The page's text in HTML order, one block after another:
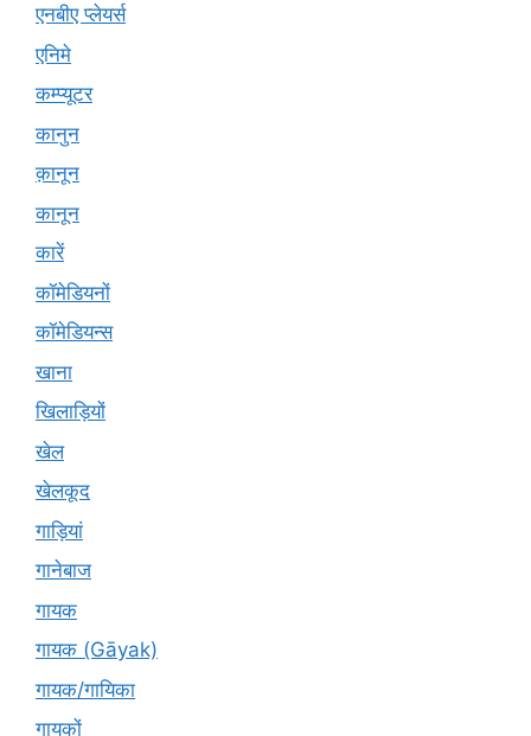
एनबीए प्लेयर्स
एनिमे
कम्प्यूटर
कानुन
क़ानून
कानून
कारें
कॉमेडियनों
कॉमेडियन्स
खाना
खिलाड़ियों
खेल
खेलकूद
गाड़ियां
गानेबाज
गायक
गायक (Gāyak)
गायक/गायिका
गायकों